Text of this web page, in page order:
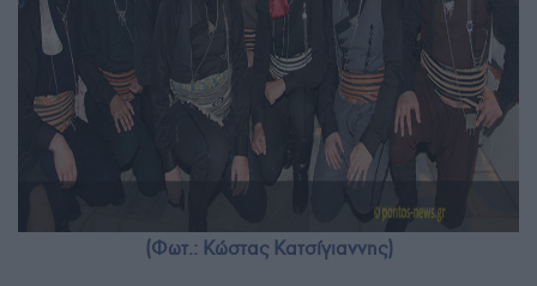
(Φωτ.: Κώστας Κατσίγιαννης)